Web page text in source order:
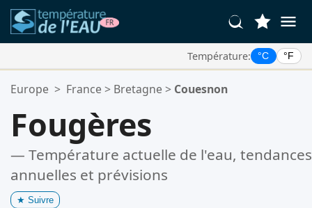
Température: °C °F
Vos Lieux Favoris:
Europe > France > Bretagne > Couesnon
Fougères
— Température actuelle de l'eau, tendances
annuelles et prévisions
★ Suivre